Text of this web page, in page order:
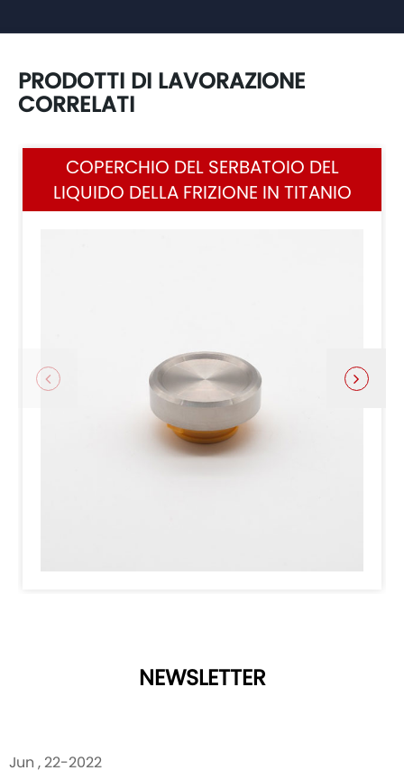
PRODOTTI DI LAVORAZIONE
CORRELATI
COPERCHIO DEL SERBATOIO DEL
LIQUIDO DELLA FRIZIONE IN TITANIO
NEWSLETTER
Jun , 22-2022